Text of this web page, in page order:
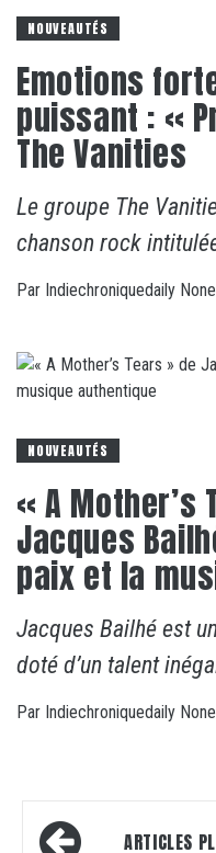
NOUVEAUTÉS
Emotions
puissant : «
The Vanities
Le groupe The
chanson rock
Par Indiechroniquedaily None
NOUVEAUTÉS
« A Mother’s
Jacques
paix et la
Jacques Bailhé est
doté d’un talent
Par Indiechroniquedaily None
Navigation
ARTICLES